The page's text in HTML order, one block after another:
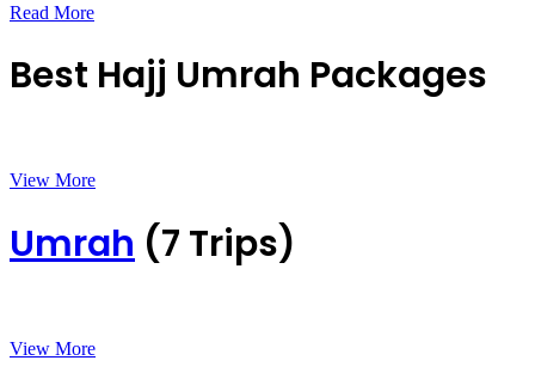
Read More
Best Hajj Umrah Packages
View More
Umrah (7 Trips)
View More